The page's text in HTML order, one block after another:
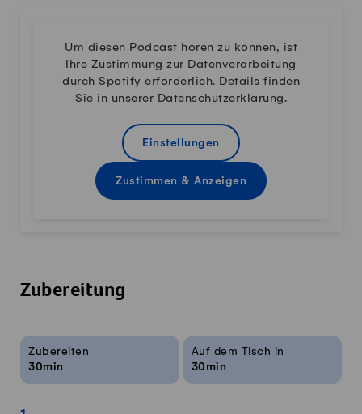
Um diesen Podcast hören zu können, ist
Ihre Zustimmung zur Datenverarbeitung
durch Spotify erforderlich. Details finden
Sie in unserer Datenschutzerklärung.
Einstellungen
Zustimmen & Anzeigen
Zubereitung
Rezeptinfos
Zubereiten
30min
Auf dem Tisch in
30min